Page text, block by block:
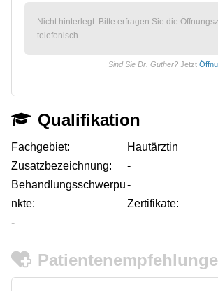
Nicht hinterlegt. Bitte erfragen Sie die
telefonisch.
Sind Sie Dr. Guther? Jetzt
Qualifikation
Fachgebiet:
Hautärztin
Zusatzbezeichnung:
-
Behandlungsschwerpu
nkte:
-
Zertifikate:
-